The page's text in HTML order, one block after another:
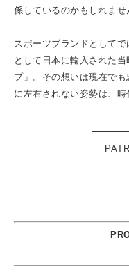
係しているのかもしれませ
スポーツブランドとして
として日本に輸入された
プ」。その想いは現在で
に左右されない姿勢は、時